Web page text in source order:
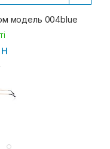
модель 004blue